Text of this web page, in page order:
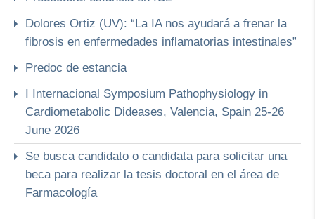
Dolores Ortiz (UV): “La IA nos ayudará a frenar la
fibrosis en enfermedades inflamatorias intestinales”
Predoc de estancia
I Internacional Symposium Pathophysiology in
Cardiometabolic Dideases, Valencia, Spain 25-26
June 2026
Se busca candidato o candidata para solicitar una
beca para realizar la tesis doctoral en el área de
Farmacología